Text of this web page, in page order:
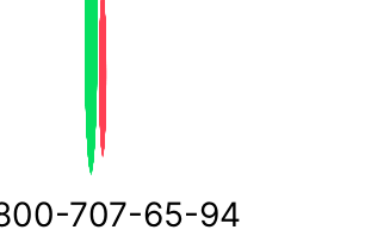
707-65-94